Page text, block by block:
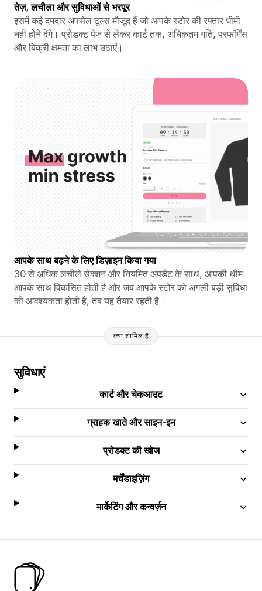
तेज़, लचीला और सुविधाओं से भरपूर
इसमें कई दमदार अपसेल टूल्स मौजूद हैं जो आपके स्टोर की रफ्तार धीमी
नहीं होने देंगे। प्रोडक्ट पेज से लेकर कार्ट तक, अधिकतम गति, परफॉर्मेंस
और बिक्री क्षमता का लाभ उठाएं।
आपके साथ बढ़ने के लिए डिज़ाइन किया गया
30 से अधिक लचीले सेक्शन और नियमित अपडेट के साथ, आपकी थीम
आपके साथ विकसित होती है और जब आपके स्टोर को अगली बड़ी सुविधा
की आवश्यकता होती है, तब यह तैयार रहती है।
क्या शामिल है
सुविधाएं
कार्ट और चेकआउट
ग्राहक खाते और साइन-इन
प्रोडक्ट की खोज
मर्चेंडाइज़िंग
मार्केटिंग और कन्वर्ज़न